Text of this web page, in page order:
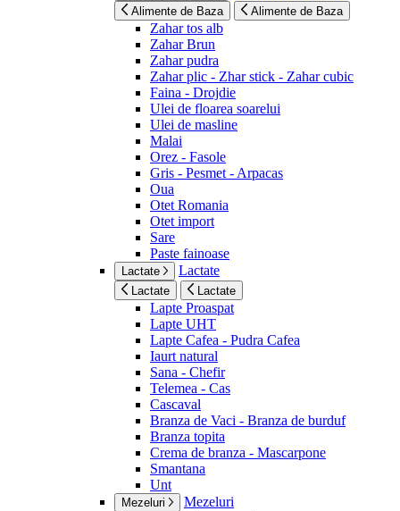
Alimente de Baza Alimente de Baza
Zahar tos alb
Zahar Brun
Zahar pudra
Zahar plic - Zhar stick - Zahar cubic
Faina - Drojdie
Ulei de floarea soarelui
Ulei de masline
Malai
Orez - Fasole
Gris - Pesmet - Arpacas
Oua
Otet Romania
Otet import
Sare
Paste fainoase
Lactate Lactate
Lactate Lactate
Lapte Proaspat
Lapte UHT
Lapte Cafea - Pudra Cafea
Iaurt natural
Sana - Chefir
Telemea - Cas
Cascaval
Branza de Vaci - Branza de burduf
Branza topita
Crema de branza - Mascarpone
Smantana
Unt
Mezeluri Mezeluri